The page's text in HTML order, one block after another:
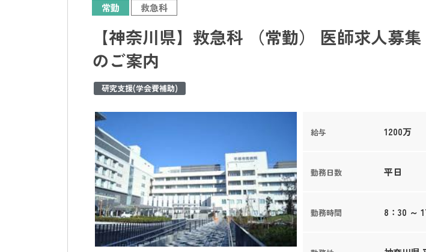
常勤
救急科
【神奈川県】救急科 （常勤） 医師求人募
のご案内
研究支援(学会費補助)
給与 1200万
勤務日数 平日
勤務時間 8：30 ～